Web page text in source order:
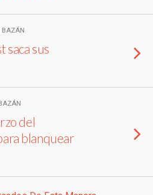
BAZÁN
saca sus
del
blanquear